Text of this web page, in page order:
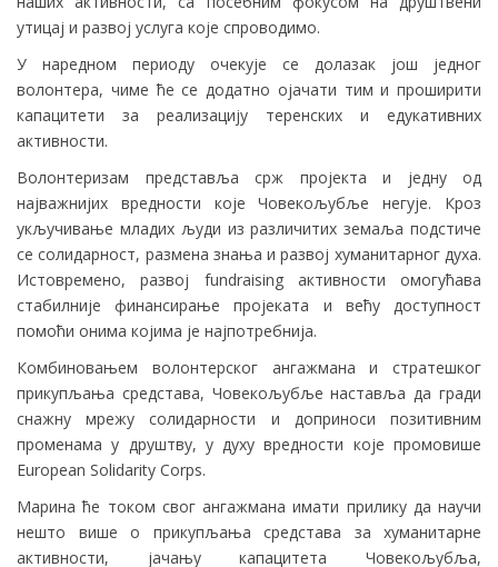
утицај и развој услуга које спроводимо.
У наредном периоду очекује се долазак још једног
волонтера, чиме ће се додатно ојачати тим и проширити
капацитети за реализацију теренских и едукативних
активности.
Волонтеризам представља срж пројекта и једну од
најважнијих вредности које Човекољубље негује. Кроз
укључивање младих људи из различитих земаља подстиче
се солидарност, размена знања и развој хуманитарног духа.
Истовремено, развој fundraising активности омогућава
стабилније финансирање пројеката и већу доступност
помоћи онима којима је најпотребнија.
Комбиновањем волонтерског ангажмана и стратешког
прикупљања средстава, Човекољубље наставља да гради
снажну мрежу солидарности и доприноси позитивним
променама у друштву, у духу вредности које промовише
European Solidarity Corps.
Марина ће током свог ангажмана имати прилику да научи
нешто више о прикупљања средстава за хуманитарне
активности, јачању капацитета Човекољубља,